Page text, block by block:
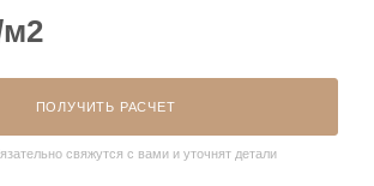
ПОЛУЧИТЬ РАСЧЕТ
свяжутся с вами и уточнят детали